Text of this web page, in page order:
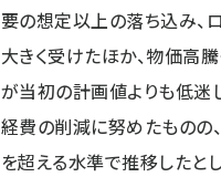
要の想定以上の落ち込み、
大きく受けたほか、物価高
が当初の計画値よりも低迷
経費の削減に努めたものの
を超える水準で推移したとし